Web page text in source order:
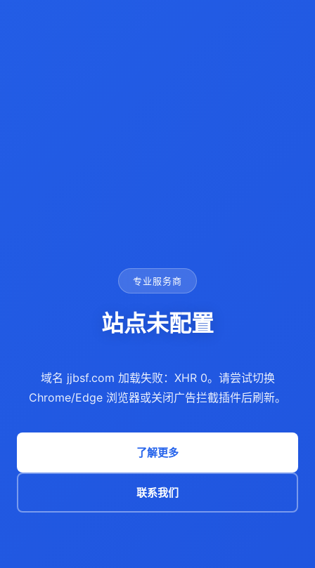
专业服务商
站点未配置
域名 jjbsf.com 加载失败：XHR 0。请尝试切换
Chrome/Edge 浏览器或关闭广告拦截插件后刷新。
了解更多
联系我们